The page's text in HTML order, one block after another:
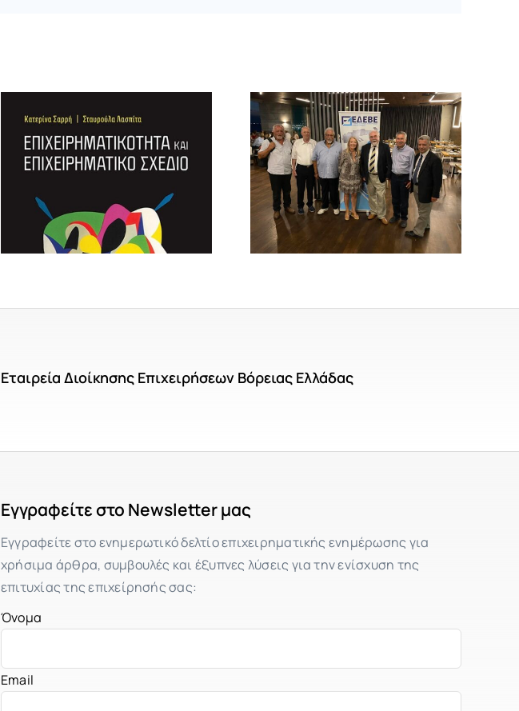
Εταιρεία Διοίκησης Επιχειρήσεων Βόρειας Ελλάδας
Εγγραφείτε στο Newsletter μας
Εγγραφείτε στο ενημερωτικό δελτίο επιχειρηματικής ενημέρωσης για
χρήσιμα άρθρα, συμβουλές και έξυπνες λύσεις για την ενίσχυση της
επιτυχίας της επιχείρησής σας:
Όνομα
Email